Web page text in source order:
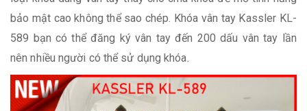
bảo mật cao không thể sao chép. Khóa vân tay Kassler KL-
589 bạn có thể đăng ký vân tay đến 200 dấu vân tay lần
nên nhiều người có thể sử dụng khóa.